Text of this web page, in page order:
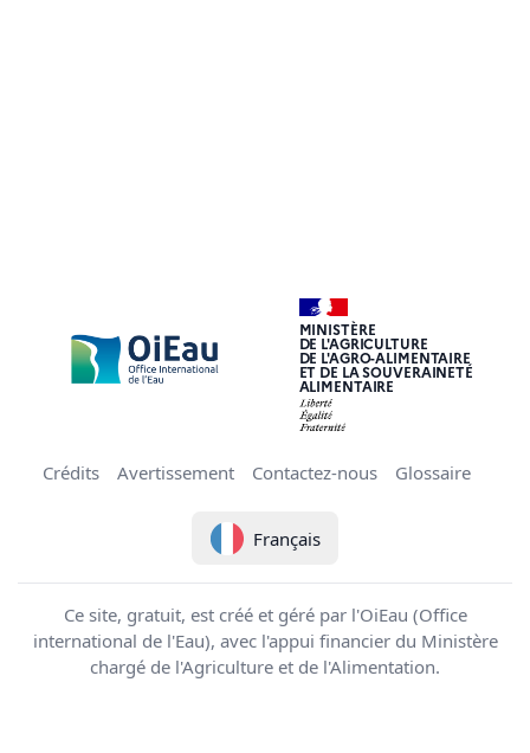
MINISTÈRE
DE L'AGRICULTURE
DE L'AGRO-ALIMENTAIRE
ET DE LA SOUVERAINETÉ
ALIMENTAIRE
Crédits Avertissement Contactez-nous Glossaire
Français
Ce site, gratuit, est créé et géré par l'OiEau (Office
international de l'Eau), avec l'appui financier du Ministère
chargé de l'Agriculture et de l'Alimentation.